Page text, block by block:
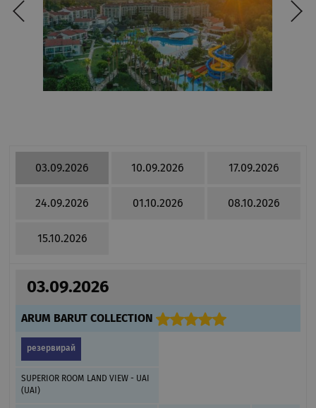
03.09.2026 10.09.2026 17.09.2026
24.09.2026 01.10.2026 08.10.2026
15.10.2026
03.09.2026
ARUM BARUT COLLECTION
резервирай
SUPERIOR ROOM LAND VIEW - UAI
(UAI)